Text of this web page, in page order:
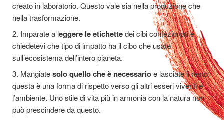
creato in laboratorio. Questo vale sia nella produzione che
nella trasformazione.
2. Imparate a leggere le etichettedei cibi confezionati e
chiedetevi che tipo di impatto ha il cibo che usate
sull’ecosistema dell’intero pianeta.
3. Mangiatesolo quello che è necessarioe lasciate il resto:
questa è una forma di rispetto verso gli altri esseri viventi e
l’ambiente. Uno stile di vita più in armonia con la natura non
può prescindere da questo.